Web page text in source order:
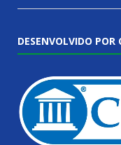
DESENVOLVIDO POR